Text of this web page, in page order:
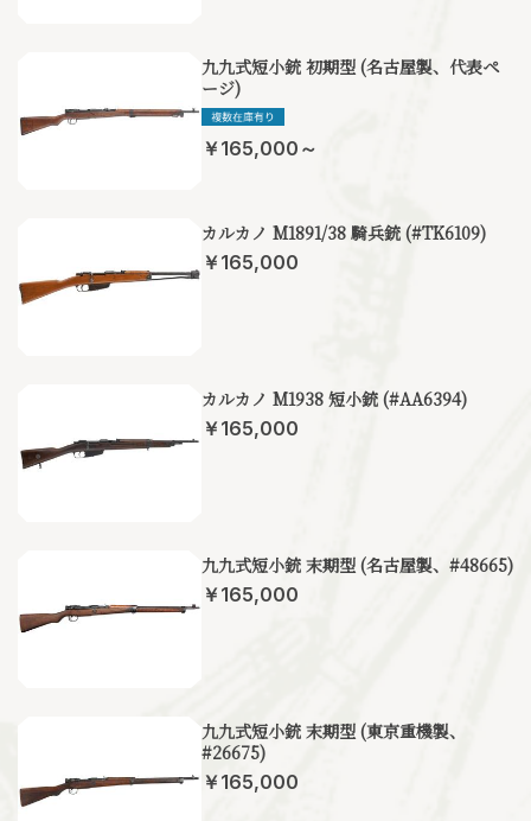
九九式短小銃 初期型 (名古屋製、代表ペ
ージ)
￥165,000～
カルカノ M1891/38 騎兵銃 (#TK6109)
￥165,000
カルカノ M1938 短小銃 (#AA6394)
￥165,000
九九式短小銃 末期型 (名古屋製、#48665)
￥165,000
九九式短小銃 末期型 (東京重機製、
#26675)
￥165,000